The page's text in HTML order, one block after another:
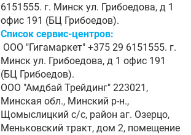
6151555. г. Минск ул. Грибоедова, д 1
офис 191 (БЦ Грибоедов).
Список сервис-центров:
ООО "Гигамаркет" +375 29 6151555. г.
Минск ул. Грибоедова, д 1 офис 191
(БЦ Грибоедов).
ООО "Амдбай Трейдинг" 223021,
Минская обл., Минский р-н.,
Щомыслицкий с/с, район аг. Озерцо,
Меньковский тракт, дом 2, помещение